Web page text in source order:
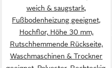
weich & saugstark,
Fußbodenheizung geeignet,
Hochflor, Höhe 30 mm,
Rutschhemmende Rückseite,
Waschmaschinen & Trockner